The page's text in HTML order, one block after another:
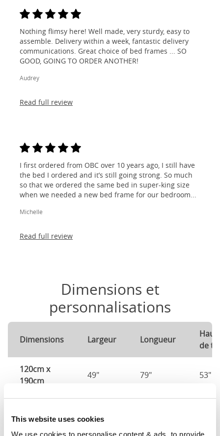
This website uses cookies
We use cookies to personalise content & ads, to provide
Nothing flimsy here! Well made, very sturdy, easy to
assemble. Delivery within a week, fantastic delivery
communications. Great choice of bed frames ... SO
GOOD, GOING TO ORDER ANOTHER!
Audrey
Read full review
I first ordered from OBC over 10 years ago, I still have
the bed I ordered and it’s still going strong. So much
so that we ordered the same bed in super-king size
when we needed a new bed frame for our bedroom...
Michelle
Read full review
Dimensions et
personnalisations
Dimensions Largeur Longueur
de
120cm x
190cm
49" 79" 53"